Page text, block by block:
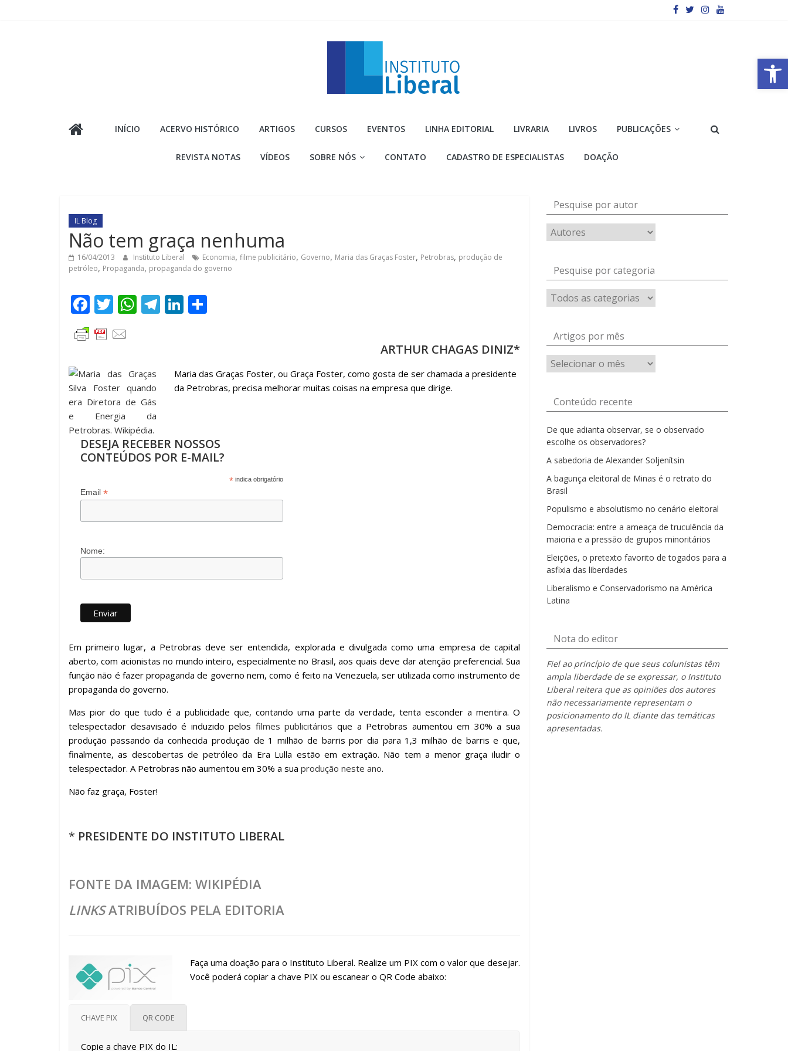
Barra de Ferramentas Aberta
Liberal
da
INÍCIO ACERVO HISTÓRICO ARTIGOS CURSOS EVENTOS LINHA EDITORIAL LIVRARIA LIVROS PUBLICAÇÕES
REVISTA NOTAS VÍDEOS SOBRE NÓS CONTATO CADASTRO DE ESPECIALISTAS DOAÇÃO
IL Blog
Não tem graça nenhuma
16/04/2013 Instituto Liberal Economia, filme publicitário, Governo, Maria das Graças Foster, Petrobras, produção de
petróleo, Propaganda, propaganda do governo
F
ac
e
o
o
k
T
w
itt
W
A
p
p
T
m
Li
dI
n
ar
til
ar
ARTHUR CHAGAS DINIZ*
Maria das Graças Foster, ou Graça Foster, como gosta de ser chamada a presidente
da Petrobras, precisa melhorar muitas coisas na empresa que dirige.
DESEJA RECEBER NOSSOS
CONTEÚDOS POR E-MAIL?
*indica obrigatório
Email *
Nome:
Em primeiro lugar, a Petrobras deve ser entendida, explorada e divulgada como uma empresa de capital
aberto, com acionistas no mundo inteiro, especialmente no Brasil, aos quais deve dar atenção preferencial. Sua
função não é fazer propaganda de governo nem, como é feito na Venezuela, ser utilizada como instrumento de
propaganda do governo.
Mas pior do que tudo é a publicidade que, contando uma parte da verdade, tenta esconder a mentira. O
telespectador desavisado é induzido pelos filmes publicitários que a Petrobras aumentou em 30% a sua
produção passando da conhecida produção de 1 milhão de barris por dia para 1,3 milhão de barris e que,
finalmente, as descobertas de petróleo da Era Lulla estão em extração. Não tem a menor graça iludir o
telespectador. A Petrobras não aumentou em 30% a sua produção neste ano.
Não faz graça, Foster!
* PRESIDENTE DO INSTITUTO LIBERAL
FONTE DA IMAGEM: WIKIPÉDIA
LINKSATRIBUÍDOS PELA EDITORIA
Faça uma doação para o Instituto Liberal. Realize um PIX com o valor que desejar.
Você poderá copiar a chave PIX ou escanear o QR Code abaixo:
CHAVE PIX QR CODE
Copie a chave PIX do IL:
Pesquise por autor
Pesquise por categoria
Artigos por mês
Artigos
por
Conteúdo recente
De que adianta observar, se o observado
escolhe os observadores?
A sabedoria de Alexander Soljenítsin
A bagunça eleitoral de Minas é o retrato do
Brasil
Populismo e absolutismo no cenário eleitoral
Democracia: entre a ameaça de truculência da
maioria e a pressão de grupos minoritários
Eleições, o pretexto favorito de togados para a
asfixia das liberdades
Liberalismo e Conservadorismo na América
Latina
Nota do editor
Fiel ao princípio de que seus colunistas têm
ampla liberdade de se expressar, o Instituto
Liberal reitera que as opiniões dos autores
não necessariamente representam o
posicionamento do IL diante das temáticas
apresentadas.